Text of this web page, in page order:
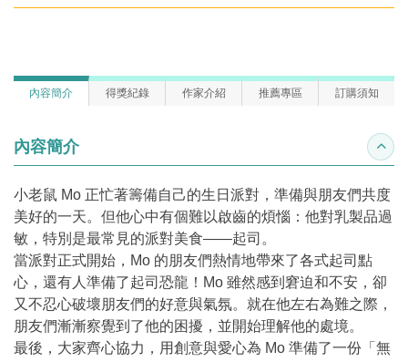
內容簡介 得獎紀錄 作家介紹 推薦專區 訂購須知
內容簡介 收合
小老鼠 Mo 正忙著籌備自己的生日派對，準備與朋友們共度
美好的一天。但他心中有個難以啟齒的煩惱：他對乳製品過
敏，特別是最常見的派對美食——起司。
當派對正式開始，Mo 的朋友們熱情地帶來了各式起司點
心，還有人準備了起司恐龍！Mo 雖然感到窘迫和不安，卻
又不忍心破壞朋友們的好意與氣氛。就在他左右為難之際，
朋友們漸漸察覺到了他的困擾，並開始理解他的處境。
最後，大家齊心協力，用創意與愛心為 Mo 準備了一份「無